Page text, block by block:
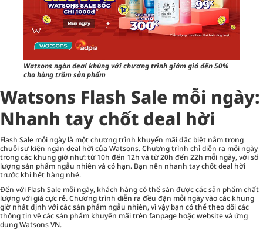
Watsons ngàn deal khủng với chương trình giảm giá đến 50%
cho hàng trăm sản phẩm
Watsons Flash Sale mỗi ngày:
Nhanh tay chốt deal hời
Flash Sale mỗi ngày là một chương trình khuyến mãi đặc biệt nằm trong
chuỗi sự kiện ngàn deal hời của Watsons. Chương trình chỉ diễn ra mỗi ngày
trong các khung giờ như: từ 10h đến 12h và từ 20h đến 22h mỗi ngày, với số
lượng sản phẩm ngẫu nhiên và có hạn. Bạn nên nhanh tay chốt deal hời
trước khi hết hàng nhé.
Đến với Flash Sale mỗi ngày, khách hàng có thể săn được các sản phẩm chất
lượng với giá cực rẻ. Chương trình diễn ra đều đặn mỗi ngày vào các khung
giờ nhất định với các sản phẩm ngẫu nhiên, vì vậy bạn có thể theo dõi các
thông tin về các sản phẩm khuyến mãi trên fanpage hoặc website và ứng
dụng Watsons VN.